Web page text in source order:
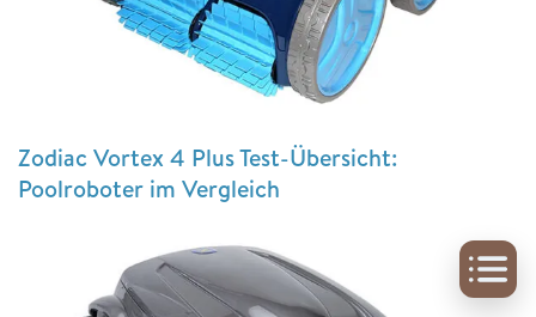
Zodiac Vortex 4 Plus Test-Übersicht:
Poolroboter im Vergleich